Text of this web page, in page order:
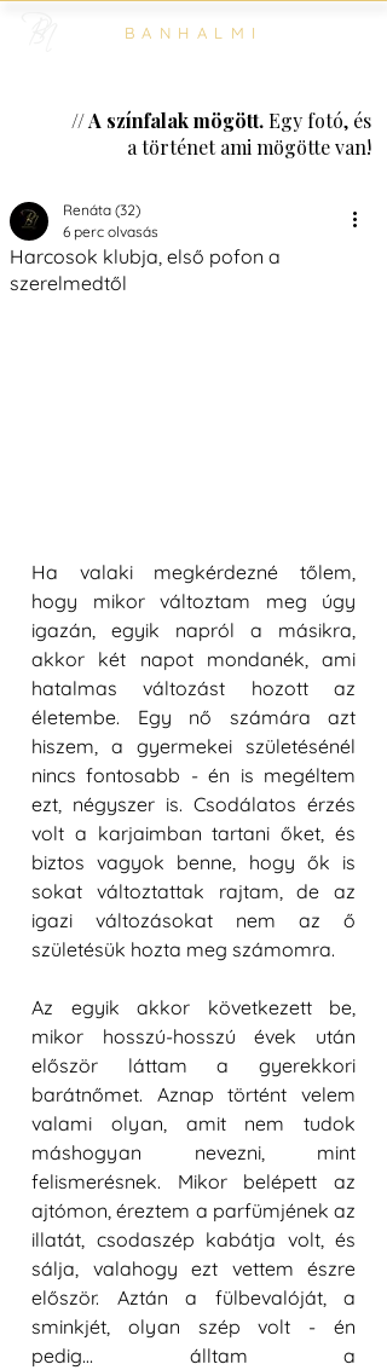
BANHALMI
// A színfalak mögött.Egy fotó, és
a történet ami mögötte van!
Harcosok klubja, első pofon a
szerelmedtől
Renáta (32)
6 perc olvasás
Ha valaki megkérdezné tőlem,
hogy mikor változtam meg úgy
igazán, egyik napról a másikra,
akkor két napot mondanék, ami
hatalmas változást hozott az
életembe. Egy nő számára azt
hiszem, a gyermekei születésénél
nincs fontosabb - én is megéltem
ezt, négyszer is. Csodálatos érzés
volt a karjaimban tartani őket, és
biztos vagyok benne, hogy ők is
sokat változtattak rajtam, de az
igazi változásokat nem az ő
születésük hozta meg számomra.
Az egyik akkor következett be,
mikor hosszú-hosszú évek után
először láttam a gyerekkori
barátnőmet. Aznap történt velem
valami olyan, amit nem tudok
máshogyan nevezni, mint
felismerésnek. Mikor belépett az
ajtómon, éreztem a parfümjének az
illatát, csodaszép kabátja volt, és
sálja, valahogy ezt vettem észre
először. Aztán a fülbevalóját, a
sminkjét, olyan szép volt - én
pedig… álltam a